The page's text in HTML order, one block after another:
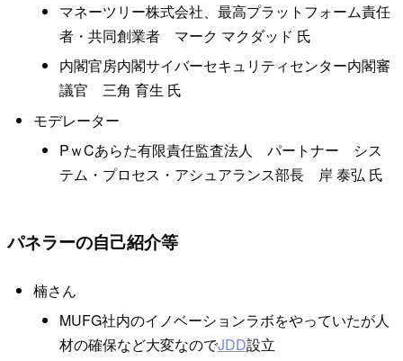
マネーツリー株式会社、最高プラットフォーム責任
者・共同創業者 マーク マクダッド 氏
内閣官房内閣サイバーセキュリティセンター内閣審
議官 三角 育生 氏
モデレーター
PｗCあらた有限責任監査法人 パートナー シス
テム・プロセス・アシュアランス部長 岸 泰弘 氏
パネラーの自己紹介等
楠さん
MUFG社内のイノベーションラボをやっていたが人
材の確保など大変なのでJDD設立